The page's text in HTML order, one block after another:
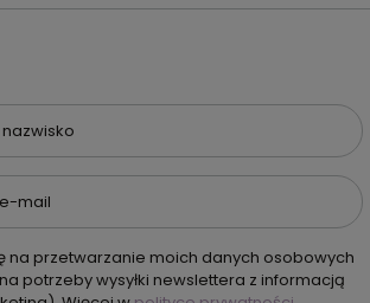
mail
na przetwarzanie moich danych osobowych
potrzeby wysyłki newslettera z informacją